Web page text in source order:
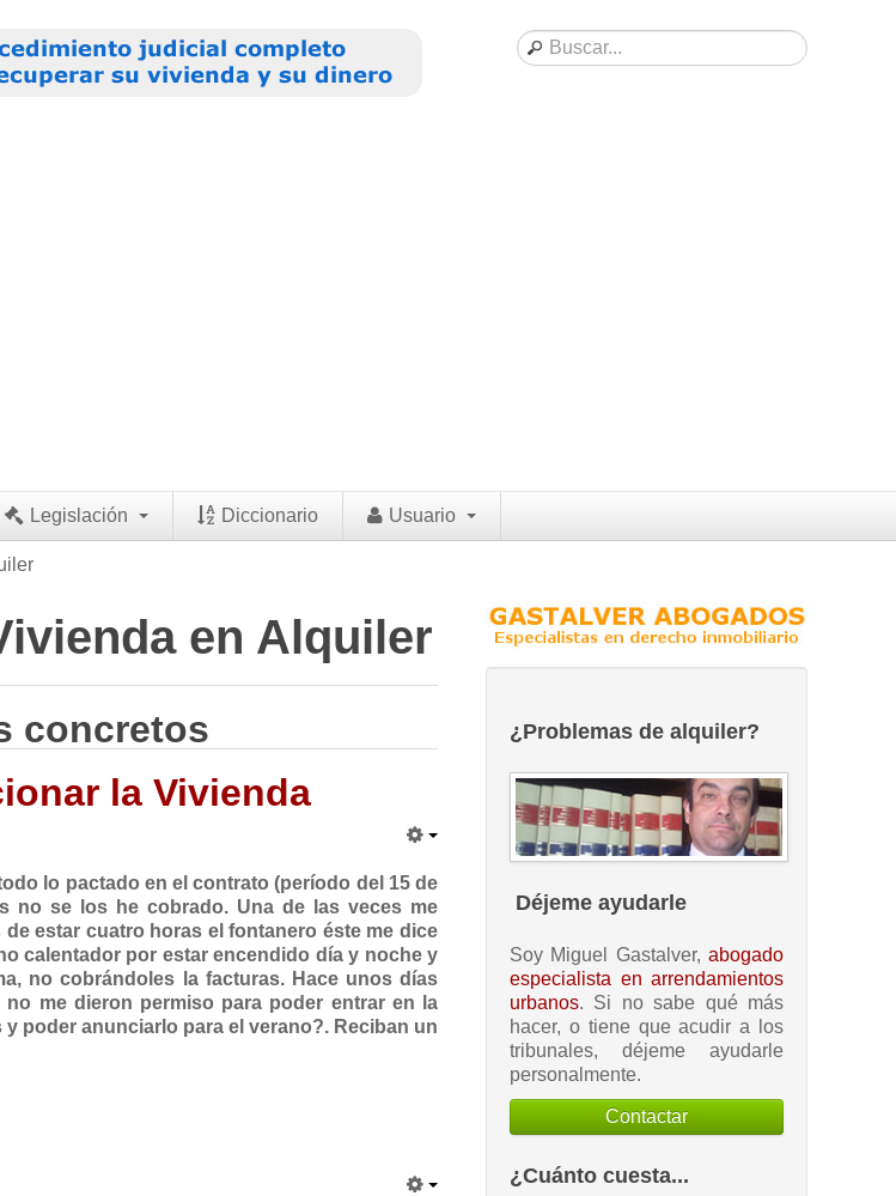
Legislación Diccionario Usuario
en Alquiler
concretos
la Vivienda
lo pactado en el contrato (período del 15 de
no se los he cobrado. Una de las veces me
estar cuatro horas el fontanero éste me dice
calentador por estar encendido día y noche y
no cobrándoles la facturas. Hace unos días
me dieron permiso para poder entrar en la
poder anunciarlo para el verano?. Reciban un
¿Problemas de alquiler?
Déjeme ayudarle
Soy Miguel Gastalver, abogado
especialista en arrendamientos
urbanos. Si no sabe qué más
hacer, o tiene que acudir a los
tribunales, déjeme ayudarle
personalmente.
Contactar
¿Cuánto cuesta...